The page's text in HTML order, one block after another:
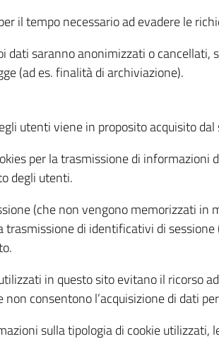
il tempo necessario ad evadere le
dati saranno anonimizzati o
(ad es. finalità di archiviazione).
utenti viene in proposito acquisito dal
per la trasmissione di
degli utenti.
(che non vengono memorizzati
di identificativi di
in questo sito evitano il
consentono l’acquisizione di dati
sulla tipologia di cookie